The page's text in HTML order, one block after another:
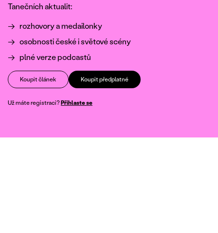
Tanečních aktualit:
rozhovory a medailonky
osobnosti české i světové scény
plné verze podcastů
Koupit článek Koupit předplatné
Už máte registraci?Přihlaste se